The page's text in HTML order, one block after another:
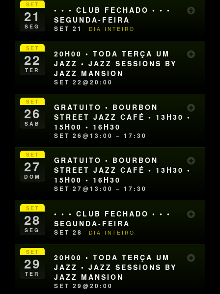
SET
21
SEG
• • • CLUB FECHADO • • •
SEGUNDA-FEIRA
SET 21 DIA INTEIRO
SET
22
TER
20H00 • TODA TERÇA UM
JAZZ • JAZZ SESSIONS BY
JAZZ MANSION
SET 22@20:00
SET
26
SÁB
GRATUITO • BOURBON
STREET JAZZ CAFÉ • 13H30 •
15H00 • 16H30
SET 26@13:00 – 17:30
SET
27
DOM
GRATUITO • BOURBON
STREET JAZZ CAFÉ • 13H30 •
15H00 • 16H30
SET 27@13:00 – 17:30
SET
28
SEG
• • • CLUB FECHADO • • •
SEGUNDA-FEIRA
SET 28 DIA INTEIRO
SET
29
TER
20H00 • TODA TERÇA UM
JAZZ • JAZZ SESSIONS BY
JAZZ MANSION
SET 29@20:00